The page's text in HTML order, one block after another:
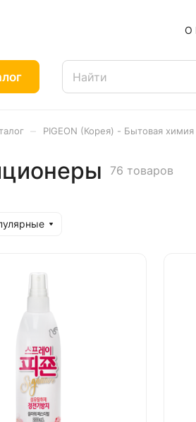
О
PIGEON (Корея) - Бытовая
76 товаров